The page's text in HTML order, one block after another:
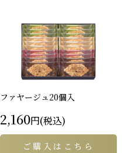
ファヤージュ20個入
2,160円(税込)
ご購入はこちら